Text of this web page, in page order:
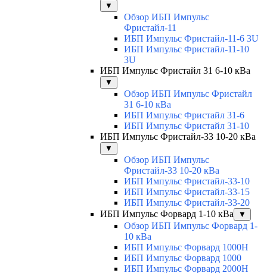
▼
Обзор ИБП Импульс
Фристайл-11
ИБП Импульс Фристайл-11-6 3U
ИБП Импульс Фристайл-11-10
3U
ИБП Импульс Фристайл 31 6-10 кВа
▼
Обзор ИБП Импульс Фристайл
31 6-10 кВа
ИБП Импульс Фристайл 31-6
ИБП Импульс Фристайл 31-10
ИБП Импульс Фристайл-33 10-20 кВа
▼
Обзор ИБП Импульс
Фристайл-33 10-20 кВа
ИБП Импульс Фристайл-33-10
ИБП Импульс Фристайл-33-15
ИБП Импульс Фристайл-33-20
ИБП Импульс Форвард 1-10 кВа
▼
Обзор ИБП Импульс Форвард 1-
10 кВа
ИБП Импульс Форвард 1000H
ИБП Импульс Форвард 1000
ИБП Импульс Форвард 2000H